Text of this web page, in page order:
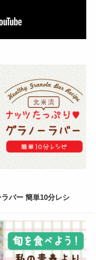
バー 簡単10分レシ